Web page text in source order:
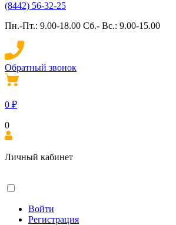
(8442) 56-32-25
Пн.-Пт.: 9.00-18.00 Сб.- Вс.: 9.00-15.00
Обратный звонок
0 ₽
0
Личный кабинет
Войти
Регистрация